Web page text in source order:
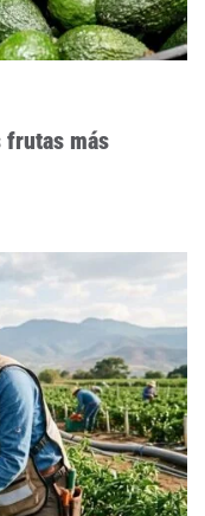
frutas más